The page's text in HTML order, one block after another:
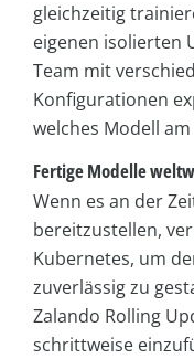
gleichzeitig
eigenen isolierten
Team mit
Konfigurationen
welches Modell
Fertige Modelle
Wenn es an der
bereitzustellen,
Kubernetes, um
zuverlässig zu
Zalando Rolling
schrittweise